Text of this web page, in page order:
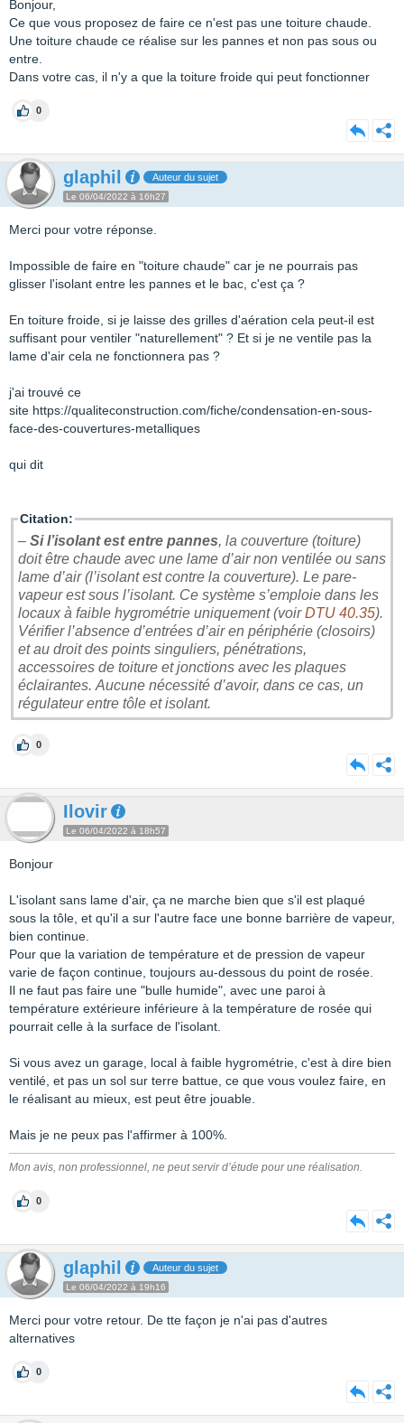
Bonjour,
Ce que vous proposez de faire ce n'est pas une toiture chaude.
Une toiture chaude ce réalise sur les pannes et non pas sous ou
entre.
Dans votre cas, il n'y a que la toiture froide qui peut fonctionner
0
glaphil Auteur du sujet
Le 06/04/2022 à 16h27
Merci pour votre réponse.
Impossible de faire en "toiture chaude" car je ne pourrais pas
glisser l'isolant entre les pannes et le bac, c'est ça ?
En toiture froide, si je laisse des grilles d'aération cela peut-il est
suffisant pour ventiler "naturellement" ? Et si je ne ventile pas la
lame d'air cela ne fonctionnera pas ?
j'ai trouvé ce
site https://qualiteconstruction.com/fiche/condensation-en-sous-
face-des-couvertures-metalliques
qui dit
Citation:
– Si l’isolant est entre pannes, la couverture (toiture)
doit être chaude avec une lame d’air non ventilée ou sans
lame d’air (l’isolant est contre la couverture). Le pare-
vapeur est sous l’isolant. Ce système s’emploie dans les
locaux à faible hygrométrie uniquement (voirDTU 40.35).
Vérifier l’absence d’entrées d’air en périphérie (closoirs)
et au droit des points singuliers, pénétrations,
accessoires de toiture et jonctions avec les plaques
éclairantes. Aucune nécessité d’avoir, dans ce cas, un
régulateur entre tôle et isolant.
0
Ilovir
Le 06/04/2022 à 18h57
Bonjour
L'isolant sans lame d'air, ça ne marche bien que s'il est plaqué
sous la tôle, et qu'il a sur l'autre face une bonne barrière de vapeur,
bien continue.
Pour que la variation de température et de pression de vapeur
varie de façon continue, toujours au-dessous du point de rosée.
Il ne faut pas faire une "bulle humide", avec une paroi à
température extérieure inférieure à la température de rosée qui
pourrait celle à la surface de l'isolant.
Si vous avez un garage, local à faible hygrométrie, c'est à dire bien
ventilé, et pas un sol sur terre battue, ce que vous voulez faire, en
le réalisant au mieux, est peut être jouable.
Mais je ne peux pas l'affirmer à 100%.
Mon avis, non professionnel, ne peut servir d’étude pour une réalisation.
0
glaphil Auteur du sujet
Le 06/04/2022 à 19h16
Merci pour votre retour. De tte façon je n'ai pas d'autres
alternatives
0